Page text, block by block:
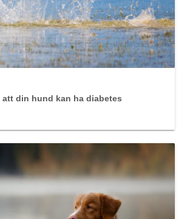
att din hund kan ha diabetes